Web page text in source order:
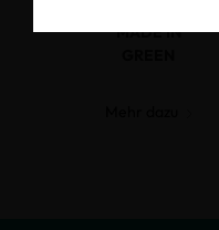
MADE IN